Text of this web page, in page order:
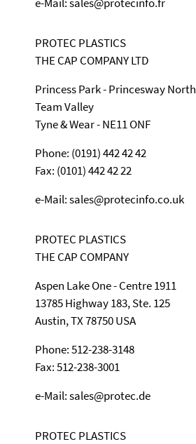
PROTEC PLASTICS
THE CAP COMPANY LTD
Princess Park - Princesway North
Team Valley
Tyne & Wear - NE11 ONF
Phone: (0191) 442 42 42
Fax: (0101) 442 42 22
e-Mail: sales@protecinfo.co.uk
PROTEC PLASTICS
THE CAP COMPANY
Aspen Lake One - Centre 1911
13785 Highway 183, Ste. 125
Austin, TX 78750 USA
Phone: 512-238-3148
Fax: 512-238-3001
e-Mail: sales@protec.de
PROTEC PLASTICS